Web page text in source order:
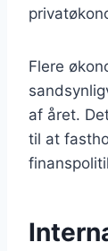
Flere
af året.
til at